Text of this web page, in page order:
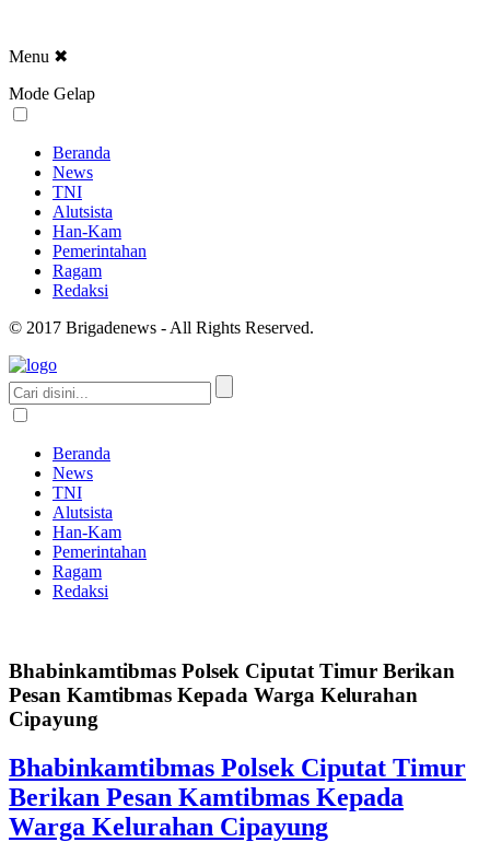
Menu ✖
Mode Gelap
Beranda
News
TNI
Alutsista
Han-Kam
Pemerintahan
Ragam
Redaksi
© 2017 Brigadenews - All Rights Reserved.
Beranda
News
TNI
Alutsista
Han-Kam
Pemerintahan
Ragam
Redaksi
Bhabinkamtibmas Polsek Ciputat Timur Berikan
Pesan Kamtibmas Kepada Warga Kelurahan
Cipayung
Bhabinkamtibmas Polsek Ciputat Timur
Berikan Pesan Kamtibmas Kepada
Warga Kelurahan Cipayung